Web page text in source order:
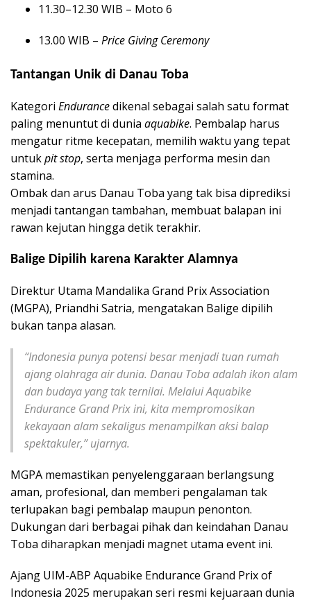
11.30–12.30 WIB – Moto 6
13.00 WIB – Price Giving Ceremony
Tantangan Unik di Danau Toba
Kategori Endurancedikenal sebagai salah satu format
paling menuntut di dunia aquabike. Pembalap harus
mengatur ritme kecepatan, memilih waktu yang tepat
untukpit stop, serta menjaga performa mesin dan
stamina.
Ombak dan arus Danau Toba yang tak bisa diprediksi
menjadi tantangan tambahan, membuat balapan ini
rawan kejutan hingga detik terakhir.
Balige Dipilih karena Karakter Alamnya
Direktur Utama Mandalika Grand Prix Association
(MGPA), Priandhi Satria, mengatakan Balige dipilih
bukan tanpa alasan.
“Indonesia punya potensi besar menjadi tuan rumah
ajang olahraga air dunia. Danau Toba adalah ikon alam
dan budaya yang tak ternilai. Melalui Aquabike
Endurance Grand Prix ini, kita mempromosikan
kekayaan alam sekaligus menampilkan aksi balap
spektakuler,” ujarnya.
MGPA memastikan penyelenggaraan berlangsung
aman, profesional, dan memberi pengalaman tak
terlupakan bagi pembalap maupun penonton.
Dukungan dari berbagai pihak dan keindahan Danau
Toba diharapkan menjadi magnet utama event ini.
Ajang UIM-ABP Aquabike Endurance Grand Prix of
Indonesia 2025 merupakan seri resmi kejuaraan dunia